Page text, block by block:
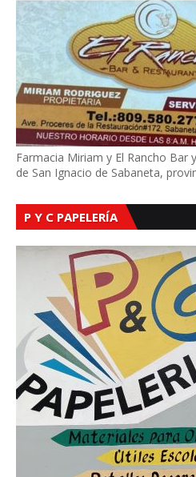
Farmacia Miriam y El Rancho Bar
de San Ignacio de Sabaneta,
P Y C PAPELERÍA